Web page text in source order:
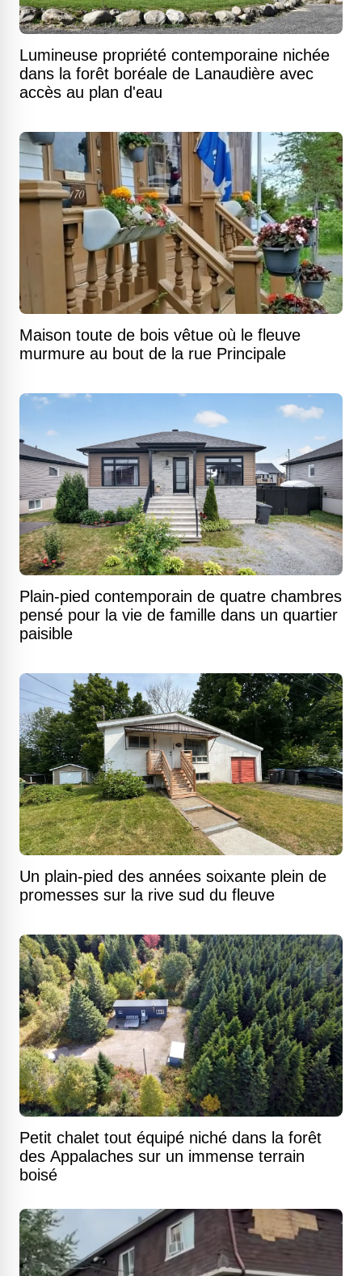
Lumineuse propriété contemporaine nichée
dans la forêt boréale de Lanaudière avec
accès au plan d'eau
Maison toute de bois vêtue où le fleuve
murmure au bout de la rue Principale
Plain-pied contemporain de quatre chambres
pensé pour la vie de famille dans un quartier
paisible
Un plain-pied des années soixante plein de
promesses sur la rive sud du fleuve
Petit chalet tout équipé niché dans la forêt
des Appalaches sur un immense terrain
boisé